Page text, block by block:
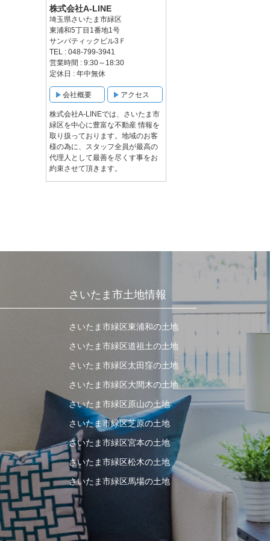
株式会社A-LINE
埼玉県さいたま市緑区
東浦和5丁目1番地1号
サンパティックビル3Ｆ
TEL : 048-799-3941
営業時間 : 9:30～18:30
定休日 : 年中無休
会社概要 アクセス
株式会社A-LINEでは、さいたま市
緑区を中心に豊富な不動産 情報を
取り扱っております。地域のお客
様の為に、スタッフ全員が最高の
代理人として最善を尽くす事をお
約束させて頂きます。
さいたま市土地情報
さいたま市緑区東浦和の土地
さいたま市緑区道祖土の土地
さいたま市緑区太田窪の土地
さいたま市緑区大間木の土地
さいたま市緑区原山の土地
さいたま市緑区芝原の土地
さいたま市緑区宮本の土地
さいたま市緑区松木の土地
さいたま市緑区馬場の土地